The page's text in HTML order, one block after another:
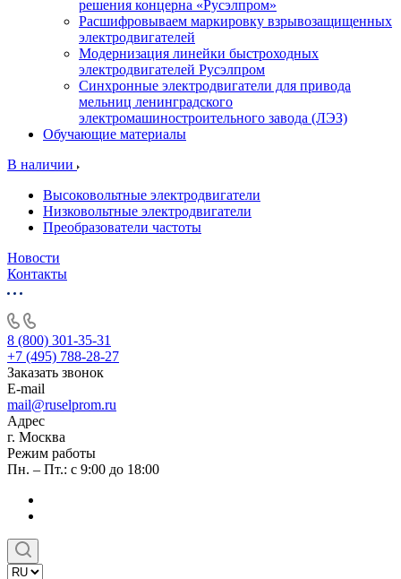
решения концерна «Русэлпром»
Расшифровываем маркировку взрывозащищенных
электродвигателей
Модернизация линейки быстроходных
электродвигателей Русэлпром
Синхронные электродвигатели для привода
мельниц ленинградского
электромашиностроительного завода (ЛЭЗ)
Обучающие материалы
В наличии
Высоковольтные электродвигатели
Низковольтные электродвигатели
Преобразователи частоты
Новости
Контакты
8 (800) 301-35-31
+7 (495) 788-28-27
Заказать звонок
E-mail
mail@ruselprom.ru
Адрес
г. Москва
Режим работы
Пн. – Пт.: с 9:00 до 18:00